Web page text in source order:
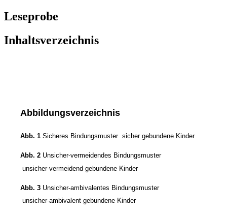
Leseprobe
Inhaltsverzeichnis
Abbildungsverzeichnis
Abb. 1 Sicheres Bindungsmuster ­ sicher gebundene Kinder
Abb. 2 Unsicher-vermeidendes Bindungsmuster
­ unsicher-vermeidend gebundene Kinder
Abb. 3 Unsicher-ambivalentes Bindungsmuster
­ unsicher-ambivalent gebundene Kinder